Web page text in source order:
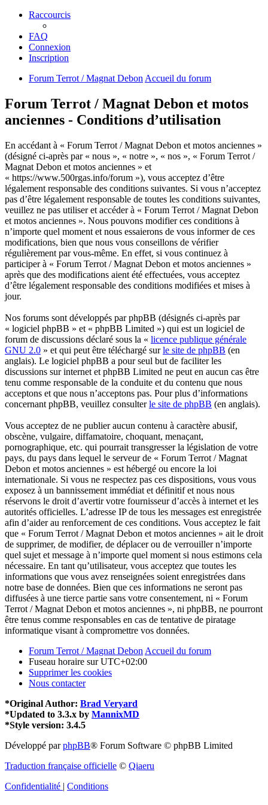
Raccourcis
FAQ
Connexion
Inscription
Forum Terrot / Magnat Debon Accueil du forum
Forum Terrot / Magnat Debon et motos
anciennes - Conditions d’utilisation
En accédant à « Forum Terrot / Magnat Debon et motos anciennes »
(désigné ci-après par « nous », « notre », « nos », « Forum Terrot /
Magnat Debon et motos anciennes » et
« https://www.500rgas.info/forum »), vous acceptez d’être
légalement responsable des conditions suivantes. Si vous n’acceptez
pas d’être légalement responsable de toutes les conditions suivantes,
veuillez ne pas utiliser et accéder à « Forum Terrot / Magnat Debon
et motos anciennes ». Nous pouvons modifier ces conditions à
n’importe quel moment et nous essaierons de vous informer de ces
modifications, bien que nous vous conseillons de vérifier
régulièrement par vous-même. En effet, si vous continuez à
participer à « Forum Terrot / Magnat Debon et motos anciennes »
après que des modifications aient été effectuées, vous acceptez
d’être légalement responsable des conditions modifiées et mises à
jour.
Nos forums sont développés par phpBB (désignés ci-après par
« logiciel phpBB » et « phpBB Limited ») qui est un logiciel de
forum de discussions déclaré sous la « licence publique générale
GNU 2.0 » et qui peut être téléchargé surle site de phpBB (en
anglais). Le logiciel phpBB a pour seul but de faciliter les
discussions sur internet et phpBB Limited ne peut en aucun cas être
tenu comme responsable de la conduite et du contenu que nous
acceptons et que nous n’acceptons pas. Pour plus d’informations
concernant phpBB, veuillez consulterle site de phpBB (en anglais).
Vous acceptez de ne publier aucun contenu à caractère abusif,
obscène, vulgaire, diffamatoire, choquant, menaçant,
pornographique, etc. qui pourrait transgresser la législation de votre
pays, du pays dans lequel le serveur de « Forum Terrot / Magnat
Debon et motos anciennes » est hébergé ou encore la loi
internationale. Si vous ne respectez pas ces dispositions, vous vous
exposez à un bannissement immédiat et définitif et nous nous
réservons le droit d’avertir votre fournisseur d’accès à internet et les
autorités officielles. L’adresse IP de tous les messages est enregistrée
afin d’aider au renforcement de ces conditions. Vous acceptez le fait
que « Forum Terrot / Magnat Debon et motos anciennes » ait le droit
de supprimer, de modifier, de déplacer ou de verrouiller n’importe
quel sujet et message à n’importe quel moment si nous estimons cela
nécessaire. En tant qu’utilisateur, vous acceptez que toutes les
informations que vous avez renseignées soient enregistrées dans
notre base de données. Bien que ces informations ne seront pas
diffusées à une tierce partie sans votre consentement, ni « Forum
Terrot / Magnat Debon et motos anciennes », ni phpBB, ne pourront
être tenus comme responsables en cas de tentative de piratage
informatique visant à compromettre vos données.
Forum Terrot / Magnat Debon Accueil du forum
Fuseau horaire surUTC+02:00
Supprimer les cookies
Nous contacter
*Original Author: Brad Veryard
*Updated to 3.3.x by MannixMD
*Style version: 3.4.5
Développé parphpBB® Forum Software © phpBB Limited
Traduction française officielle © Qiaeru
Confidentialité | Conditions